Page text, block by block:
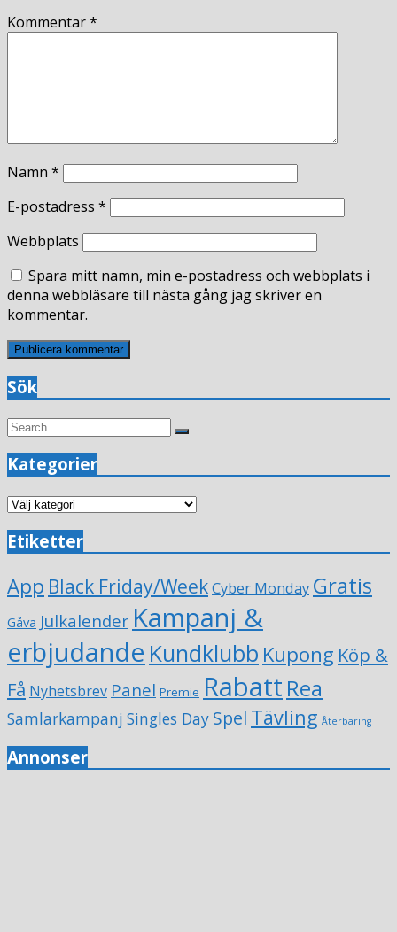
Kommentar*
Namn *
E-postadress *
Webbplats
Spara mitt namn, min e-postadress och webbplats i
denna webbläsare till nästa gång jag skriver en
kommentar.
Sök
Search
Search
Kategorier
Kategorier
Etiketter
App Black Friday/WeekCyber Monday Gratis
Gåva Julkalender Kampanj &
erbjudande Kundklubb Kupong Köp &
Få Nyhetsbrev Panel Premie Rabatt Rea
Samlarkampanj Singles Day Spel Tävling Återbäring
Annonser